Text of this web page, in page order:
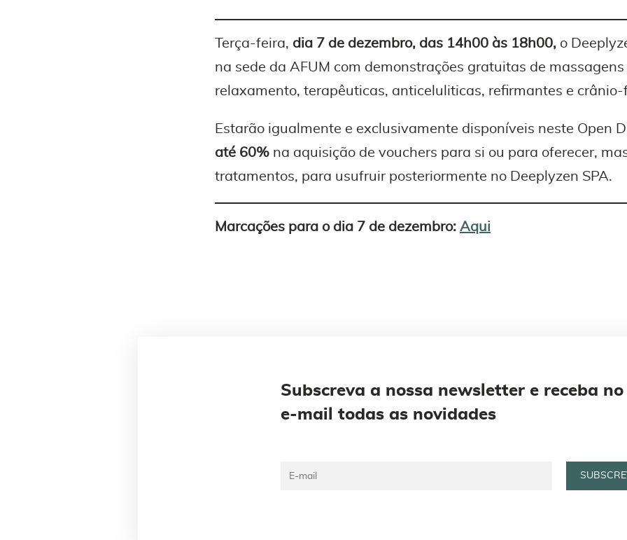
Terça-feira, dia 7 de dezembro, das 14h00 às 18h00, o
na sede da AFUM com demonstrações gratuitas de massagens
relaxamento, terapêuticas, anticeluliticas, refirmantes e
Estarão igualmente e exclusivamente disponíveis neste Open
até 60% na aquisição de vouchers para si ou para oferecer,
tratamentos, para usufruir posteriormente no Deeplyzen SPA.
Marcações para o dia 7 de dezembro: Aqui
Subscreva a nossa newsletter e receba no
e-mail todas as novidades